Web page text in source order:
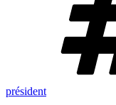
président